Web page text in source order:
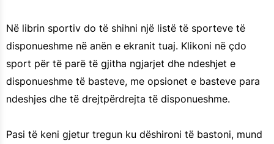
Në librin sportiv do të shihni një listë të sporteve të
disponueshme në anën e ekranit tuaj. Klikoni në çdo
sport për të parë të gjitha ngjarjet dhe ndeshjet e
disponueshme të basteve, me opsionet e basteve para
ndeshjes dhe të drejtpërdrejta të disponueshme.
Pasi të keni gjetur tregun ku dëshironi të bastoni, mund